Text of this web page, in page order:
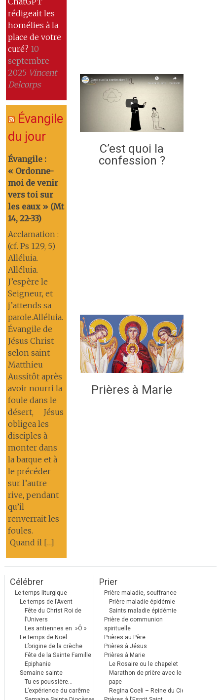
rédigeait les
homélies à la
place de votre
curé? 10
septembre
2025 Vincent
Delcorps
Évangile
du jour
Évangile :
« Ordonne-
moi de venir
vers toi sur
les eaux » (Mt
14, 22-33)
Acclamation :
(cf. Ps 129, 5)
Alléluia.
Alléluia.
J’espère le
Seigneur, et
j’attends sa
parole.Alléluia.
Évangile de
Jésus Christ
selon saint
Matthieu
Aussitôt après
avoir nourri la
foule dans le
désert, Jésus
obligea les
disciples à
monter dans
la barque et à
le précéder
sur l’autre
rive, pendant
qu’il
renverrait les
foules.
Quand il […]
C’est quoi la
confession ?
Prières à Marie
Célébrer
Le temps liturgique
Le temps de l’Avent
Fête du Christ Roi de
l’Univers
Les antiennes en »Ô »
Le temps de Noël
L’origine de la crèche
Fête de la Sainte Famille
Epiphanie
Semaine sainte
Tu es poussière…
L’expérience du carême
Prier
Prière maladie, souffrance
Prière maladie épidémie
Saints maladie épidémie
Prière de communion
spirituelle
Prières au Père
Prières à Jésus
Prières à Marie
Le Rosaire ou le chapelet
Marathon de prière avec le
pape
Regina Coeli – Reine du Ciel